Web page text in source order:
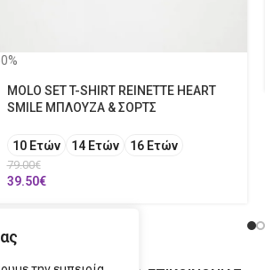
MOLO SET T-SHIRT REINETTE HEART
SMILE ΜΠΛΟΥΖΑ & ΣΟΡΤΣ
10 Ετών 14 Ετών 16 Ετών
79.00€
39.50€